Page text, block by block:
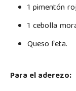
1 pimentón
1 cebolla
Queso feta.
Para el aderezo: